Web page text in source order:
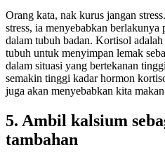
Orang kata, nak kurus jangan
stress, ia menyebabkan
dalam tubuh badan. Kortisol
tubuh untuk menyimpan lemak
dalam situasi yang bertekanan
semakin tinggi kadar hormon
juga akan menyebabkan kita
5. Ambil kalsium
tambahan